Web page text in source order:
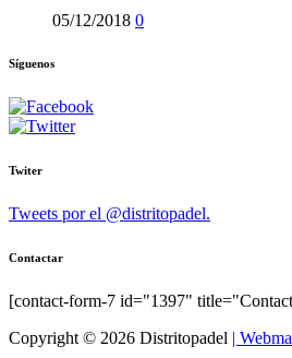
05/12/2018 0
Síguenos
Twiter
Tweets por el @distritopadel.
Contactar
[contact-form-7 id="1397"
Copyright © 2026 Distritopadel |